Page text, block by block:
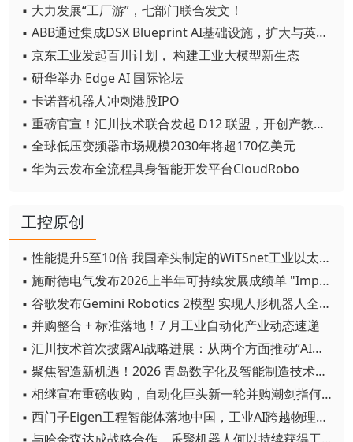
▪ 大力发展“工厂游”，七部门联合发文！
▪ ABB通过集成DSX Blueprint AI基础设施，扩大与英伟达的合作
▪ 京东工业发起百川计划， 构建工业大模型新生态
▪ 研华举办 Edge AI 国际论坛
▪ 卡诺普机器人冲刺港股IPO
▪ 重磅官宣！汇川技术联合发起 D12 联盟，开创产教融合新范式
▪ 全球低压变频器市场规模2030年将超170亿美元
▪ 华为云发布全流程具身智能开发平台CloudRobo
工控原创
▪ 性能提升5至10倍 我国牵头制定的WiTSnet工业以太网国际标准正式发布
▪ 施耐德电气发布2026上半年可持续发展成绩单 "Impact 2030"路线图开局稳健
▪ 谷歌发布Gemini Robotics 2模型 实现人形机器人全身智能控制突破
▪ 并购整合 + 标准落地！7 月工业自动化产业动态速递
▪ 汇川技术首次披露AI战略进展：从两个方面推动“AI业务化”落地
▪ 聚焦智造新机遇！2026 青岛数字化及智能制造技术论坛圆满落幕
▪ 相继宣布重磅收购，自动化巨头新一轮并购潮剑指何方？
▪ 西门子Eigen工程智能体落地中国，工业AI跨越物理世界“确定性”拐点